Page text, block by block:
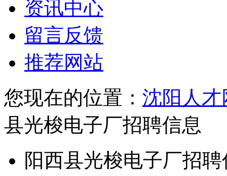
资讯中心
留言反馈
推荐网站
您现在的位置： 沈阳人才
县光梭电子厂招聘信息
阳西县光梭电子厂招